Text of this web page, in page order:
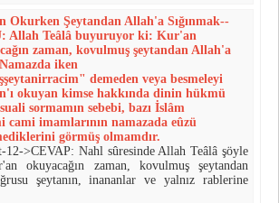
Okurken Şeytandan Allah'a Sığınmak--
Allah Teâlâ buyuruyor ki: Kur'an
zaman, kovulmuş şeytandan Allah'a
Na­mazda iken
demeden veya besmele­yi
okuyan kimse hakkında dinin hükmü
sormamın sebebi, bazı İslâm
imamlarının namazada eûzü
görmüş ol­mamdır.
12->CEVAP: Nahl sûresinde Allah Teâlâ şöyle
okuyacağın zaman, kovulmuş şeytandan
şeytanın, inananlar ve yalnız rablerine